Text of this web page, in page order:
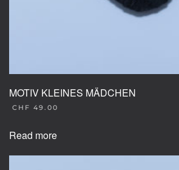
MOTIV KLEINES MÄDCHEN
CHF 49.00
Read more